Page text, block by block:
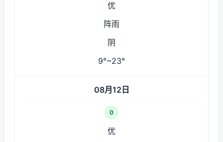
优
阵雨
阴
9°~23°
08月12日
0
优